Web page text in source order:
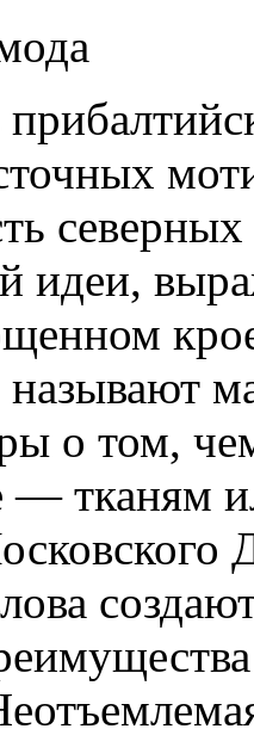
идеи,
называют
о том,
— тканям